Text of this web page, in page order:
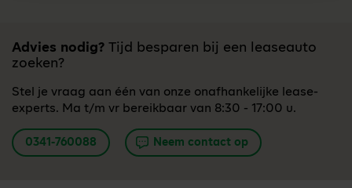
Advies nodig? Tijd besparen bij een leaseauto
zoeken?
Stel je vraag aan één van onze onafhankelijke lease-
experts. Ma t/m vr bereikbaar van 8:30 - 17:00 u.
0341-760088 Neem contact op